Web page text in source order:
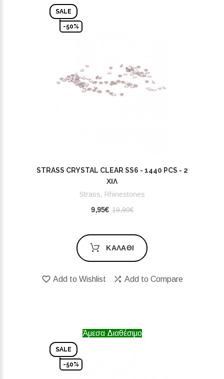
SALE
-50%
STRASS CRYSTAL CLEAR SS6 - 1440 PCS - 2
ΧΙΛ
Strass, Rhinestones
9,95€ 19,90€
ΚΑΛΆΘΙ
Add to Wishlist Add to Compare
SALE
-50%
Άμεσα Διαθέσιμο